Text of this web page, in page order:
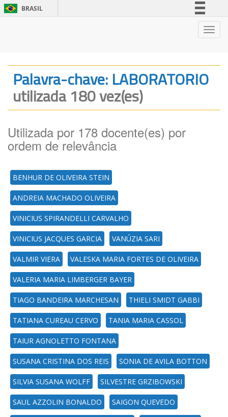
BRASIL
Legislação
Palavra-chave: LABORATORIO
utilizada 180 vez(es)
Utilizada por 178 docente(es) por
ordem de relevância
BENHUR DE OLIVEIRA STEIN
ANDREIA MACHADO OLIVEIRA
VINICIUS SPIRANDELLI CARVALHO
VINICIUS JACQUES GARCIA VANÚZIA SARI
VALMIR VIERA VALESKA MARIA FORTES DE OLIVEIRA
VALERIA MARIA LIMBERGER BAYER
TIAGO BANDEIRA MARCHESAN THIELI SMIDT GABBI
TATIANA CUREAU CERVO TANIA MARIA CASSOL
TAIUR AGNOLETTO FONTANA
SUSANA CRISTINA DOS REIS SONIA DE AVILA BOTTON
SILVIA SUSANA WOLFF SILVESTRE GRZIBOWSKI
SAUL AZZOLIN BONALDO SAIGON QUEVEDO